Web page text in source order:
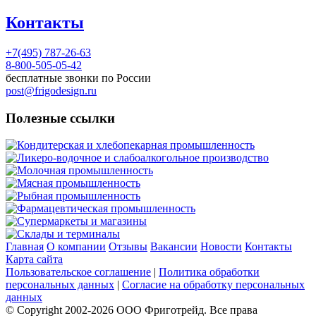
Контакты
+7(495) 787-26-63
8-800-505-05-42
бесплатные звонки по России
post@frigodesign.ru
Полезные ссылки
Кондитерская и хлебопекарная промышленность
Ликеро-водочное и слабоалкогольное производство
Молочная промышленность
Мясная промышленность
Рыбная промышленность
Фармацевтическая промышленность
Супермаркеты и магазины
Склады и терминалы
Главная О компании Отзывы Вакансии Новости Контакты
Карта сайта
Пользовательское соглашение
Политика обработки
персональных данных
Согласие на обработку персональных
данных
© Copyright 2002-2026 ООО Фриготрейд. Все права